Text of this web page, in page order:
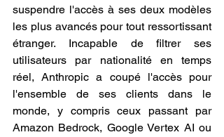
suspendre l'accès à ses deux modèles
les plus avancés pour tout ressortissant
étranger. Incapable de filtrer ses
utilisateurs par nationalité en temps
réel, Anthropic a coupé l'accès pour
l'ensemble de ses clients dans le
monde, y compris ceux passant par
Amazon Bedrock, Google Vertex AI ou